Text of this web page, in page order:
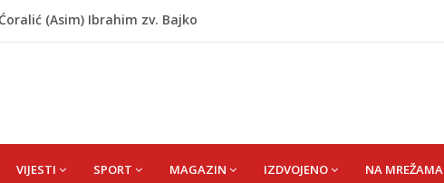
(Asim) Ibrahim zv. Bajko
u BiH stiže kiša
(Mehmeda) MERSIJA
VIJESTI SPORT MAGAZIN IZDVOJENO NA MREŽAMA